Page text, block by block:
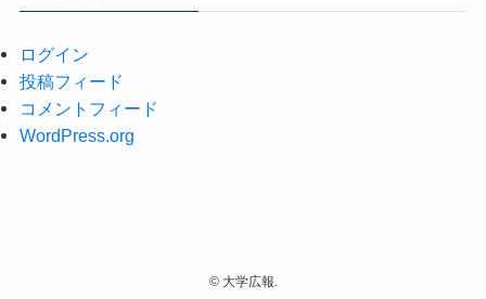
ログイン
投稿フィード
コメントフィード
WordPress.org
©大学広報.